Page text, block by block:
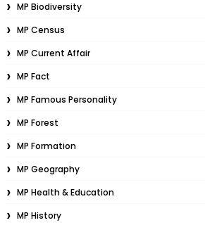
MP Biodiversity
MP Census
MP Current Affair
MP Fact
MP Famous Personality
MP Forest
MP Formation
MP Geography
MP Health & Education
MP History